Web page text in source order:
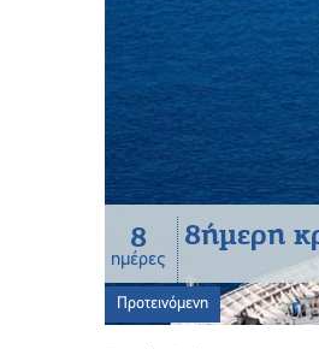
8
ημέρες
8ήμερη
Προτεινόμενη